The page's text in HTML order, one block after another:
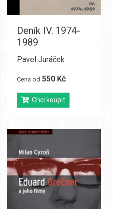
Deník IV. 1974-
1989
Pavel Juráček
Cena od 550 Kč
Chci koupit